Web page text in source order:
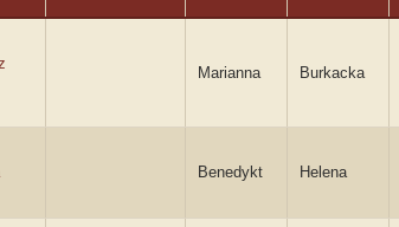
Marianna Burkacka
Benedykt Helena